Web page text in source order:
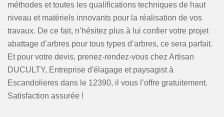
méthodes et toutes les qualifications techniques de haut
niveau et matériels innovants pour la réalisation de vos
travaux. De ce fait, n’hésitez plus à lui confier votre projet
abattage d’arbres pour tous types d’arbres, ce sera parfait.
Et pour votre devis, prenez-rendez-vous chez Artisan
DUCULTY, Entreprise d'élagage et paysagist à
Escandolieres dans le 12390, il vous l’offre gratuitement.
Satisfaction assurée !